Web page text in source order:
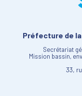
Préfecture de
Secrétariat
Mission bassin,
33,